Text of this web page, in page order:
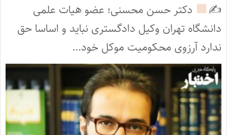
✍
دکتر حسن محسنی؛ عضو هیات علمی
دانشگاه تهران وکیل دادگستری نباید و اساسا حق
ندارد آرزوی محکومیت موکل خود…